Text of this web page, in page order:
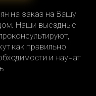
на заказ на Вашу
Наши выездные
как правильно
и научат